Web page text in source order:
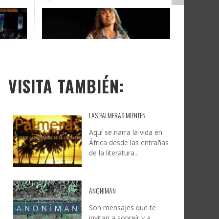
A
Y
DOCANARIAS CONVOCA A
INSTITUCIONES A REFLEXIONAR
SOBRE LA INTERNACIONALIZACIÓN
DEL CINE DE REALIDAD
JESÚS RODRÍGUEZ FALCÓN:
NATURALEZA, CAMINO Y
FOTOGRAFÍA
LEONCIO GONZÁLEZ, 9 JUNIO, 2026
VISITA TAMBIÉN:
LAS PALMERAS MIENTEN
Aquí se narra la vida en
África desde las entrañas
de la literatura...
ANONIMAN
Son mensajes que te